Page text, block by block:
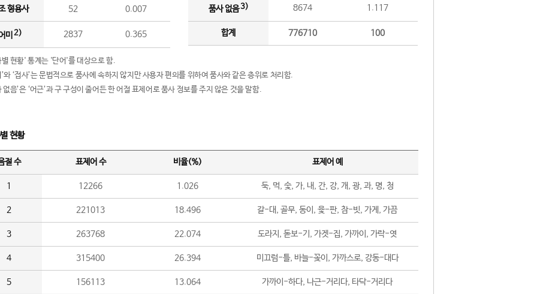
형용사 52 0.007
미 2) 2837 0.365
품사 없음3) 8674 1.117
합계 776710 100
현황' 통계는 '단어'를 대상으로 함.
와 ‘접사’는 문법적으로 품사에 속하지 않지만 사용자 편의를 위하여 품사와 같은 층위로 처리함.
없음’은 ‘어근’과 구 구성이 줄어든 한 어절 표제어로 품사 정보를 주지 않은 것을 말함.
현황
절 수 표제어 수 비율(%) 표제어 예
1 12266 1.026 둑, 먹, 숯, 가, 내, 간, 강, 개, 광, 과, 명, 청
2 221013 18.496 갈-대, 골무, 동이, 윷-판, 참-빗, 가게, 가끔
3 263768 22.074 도라지, 돋보-기, 가겟-집, 가까이, 가락-엿
4 315400 26.394 미끄럼-틀, 바늘-꽂이, 가까스로, 강동-대다
5 156113 13.064 가까이-하다, 나근-거리다, 타닥-거리다